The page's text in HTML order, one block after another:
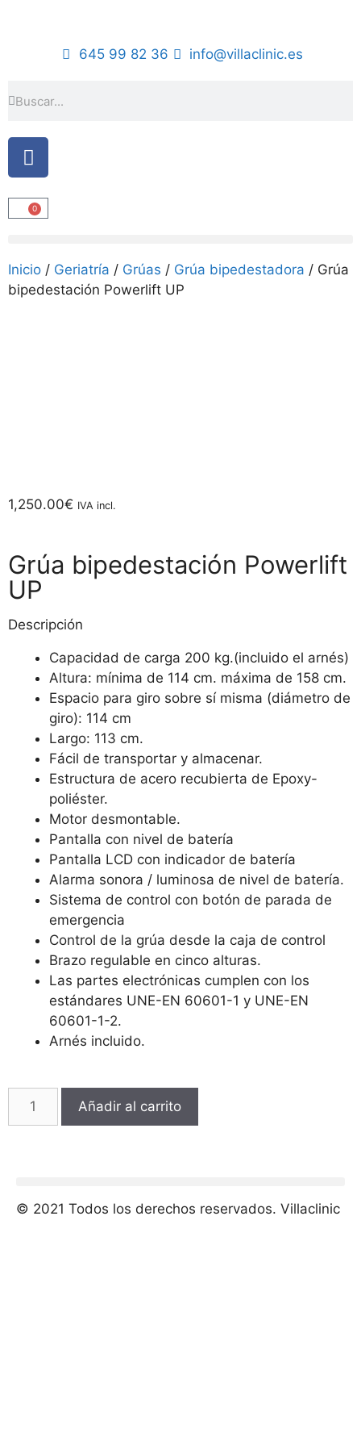
645 99 82 36 info@villaclinic.es
0
Inicio / Geriatría / Grúas / Grúa bipedestadora / Grúa
bipedestación Powerlift UP
1,250.00€ IVA incl.
Grúa bipedestación Powerlift
UP
Descripción
Capacidad de carga 200 kg.(incluido el arnés)
Altura: mínima de 114 cm. máxima de 158 cm.
Espacio para giro sobre sí misma (diámetro de
giro): 114 cm
Largo: 113 cm.
Fácil de transportar y almacenar.
Estructura de acero recubierta de Epoxy-
poliéster.
Motor desmontable.
Pantalla con nivel de batería
Pantalla LCD con indicador de batería
Alarma sonora / luminosa de nivel de batería.
Sistema de control con botón de parada de
emergencia
Control de la grúa desde la caja de control
Brazo regulable en cinco alturas.
Las partes electrónicas cumplen con los
estándares UNE-EN 60601-1 y UNE-EN
60601-1-2.
Arnés incluido.
Añadir al carrito
© 2021 Todos los derechos reservados. Villaclinic